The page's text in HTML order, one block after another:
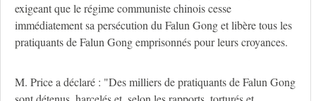
exigeant que le régime communiste chinois cesse
immédiatement sa persécution du Falun Gong et libère tous les
pratiquants de Falun Gong emprisonnés pour leurs croyances.
M. Price a déclaré : "Des milliers de pratiquants de Falun Gong